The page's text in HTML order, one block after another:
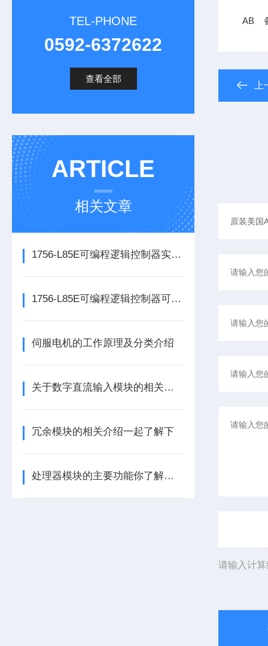
TEL-PHONE
0592-6372622
查看全部
ARTICLE
相关文章
1756-L85E可编程逻辑控制器实操应用常见问题分析及解决方法探讨
1756-L85E可编程逻辑控制器可满足多行业自动化精准控制需求
伺服电机的工作原理及分类介绍
关于数字直流输入模块的相关介绍
冗余模块的相关介绍一起了解下
处理器模块的主要功能你了解多少呢
AB
请输入计